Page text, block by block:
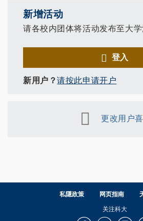
新增活动
请各校内团体将活动发布至大学
登入
新用户？请按此申请开户
更改用户
私隱政策 网页指南
关注科大